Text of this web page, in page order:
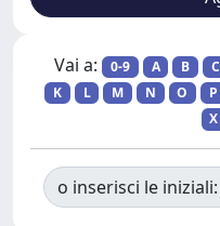
Vai a: 0-9 A B C
K
L M N O P
X
o inserisci le iniziali: